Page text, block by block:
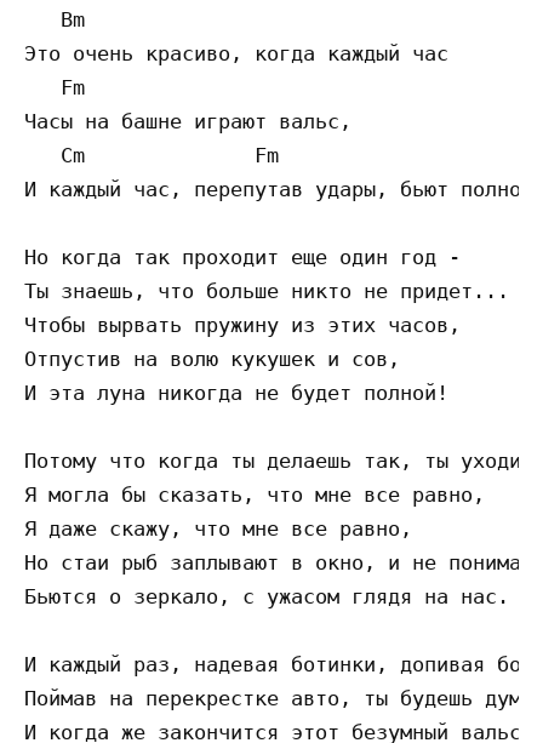
   Bm
Это очень красиво, когда каждый час
   Fm
Часы на башне играют вальс,
   Cm              Fm
И каждый час, перепутав удары, бьют
Но когда так проходит еще один год -
Ты знаешь, что больше никто не придет...
Чтобы вырвать пружину из этих часов,
Отпустив на волю кукушек и сов,
И эта луна никогда не будет полной!
Потому что когда ты делаешь так, ты
Я могла бы сказать, что мне все равно,
Я даже скажу, что мне все равно,
Но стаи рыб заплывают в окно, и не
Бьются о зеркало, с ужасом глядя на нас.
И каждый раз, надевая ботинки, допивая
Поймав на перекрестке авто, ты будешь
И когда же закончится этот безумный вальс?